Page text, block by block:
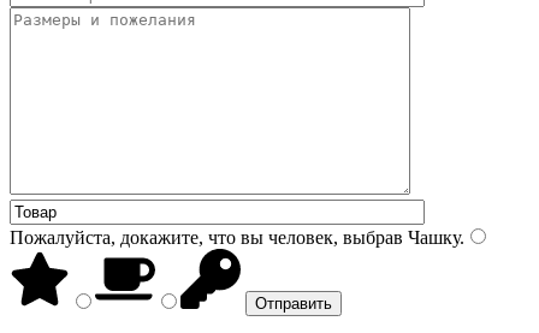
Пожалуйста, докажите, что вы человек, выбрав Чашку.